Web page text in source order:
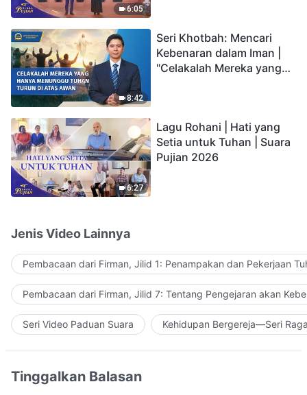
6:05
8:42
Seri Khotbah: Mencari
Kebenaran dalam Iman |
"Celakalah Mereka yang
6:27
Lagu Rohani | Hati yang
Setia untuk Tuhan | Suara
Pujian 2026
Jenis Video Lainnya
Pembacaan dari Firman, Jilid 1: Penampakan dan Pekerjaan
Pembacaan dari Firman, Jilid 7: Tentang Pengejaran akan
Seri Video Paduan Suara Kehidupan Bergereja—Seri
Tinggalkan Balasan